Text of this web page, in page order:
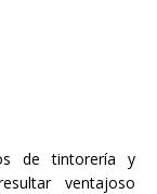
de tintorería y
ventajoso